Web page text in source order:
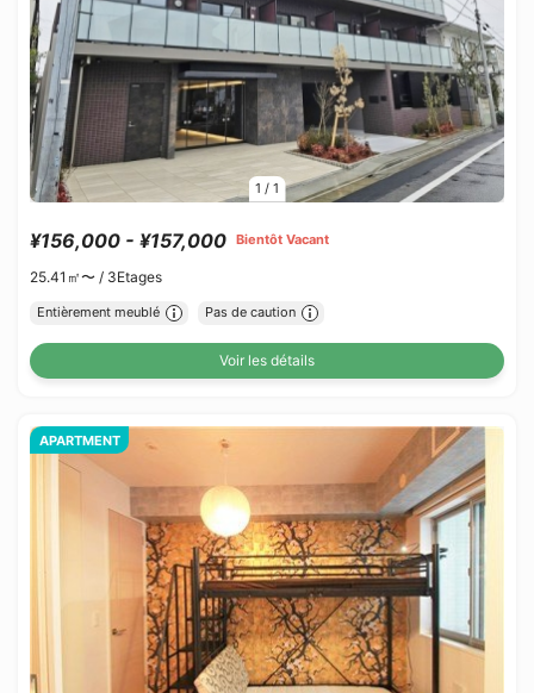
1 / 1
¥156,000 - ¥157,000 Bientôt Vacant
25.41㎡〜 / 3Etages
Entièrement meublé Pas de caution
Voir les détails
APARTMENT